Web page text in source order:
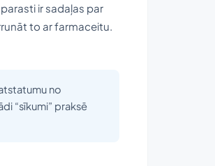
ir sadaļas par
to ar farmaceitu.
no
“sīkumi” praksē